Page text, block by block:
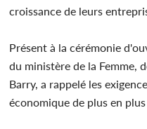
croissance de leurs
Présent à la cérémonie
du ministère de la Femme,
Barry, a rappelé les
économique de plus en